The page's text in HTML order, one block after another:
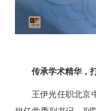
传承学术精华，
王伊光任职北京